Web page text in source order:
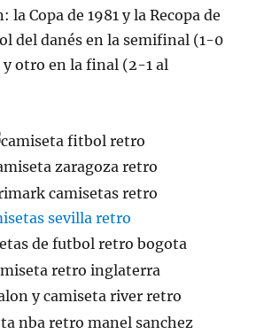
Copa de 1981 y la Recopa de
del danés en la semifinal (1-0
otro en la final (2-1 al